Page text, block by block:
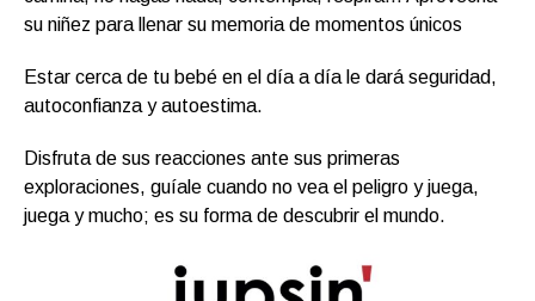
su niñez para llenar su memoria de momentos únicos
Estar cerca de tu bebé en el día a día le dará seguridad,
autoconfianza y autoestima.
Disfruta de sus reacciones ante sus primeras
exploraciones, guíale cuando no vea el peligro y juega,
juega y mucho; es su forma de descubrir el mundo.